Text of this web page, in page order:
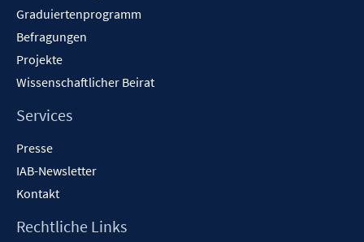
Graduiertenprogramm
Befragungen
Projekte
Wissenschaftlicher Beirat
Services
Presse
IAB-Newsletter
Kontakt
Rechtliche Links